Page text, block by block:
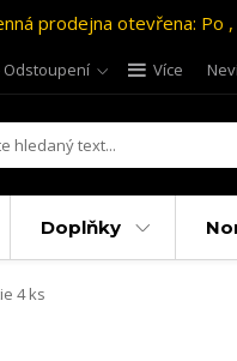
prodejna otevřena: Po
Odstoupení Více
Doplňky
4 ks